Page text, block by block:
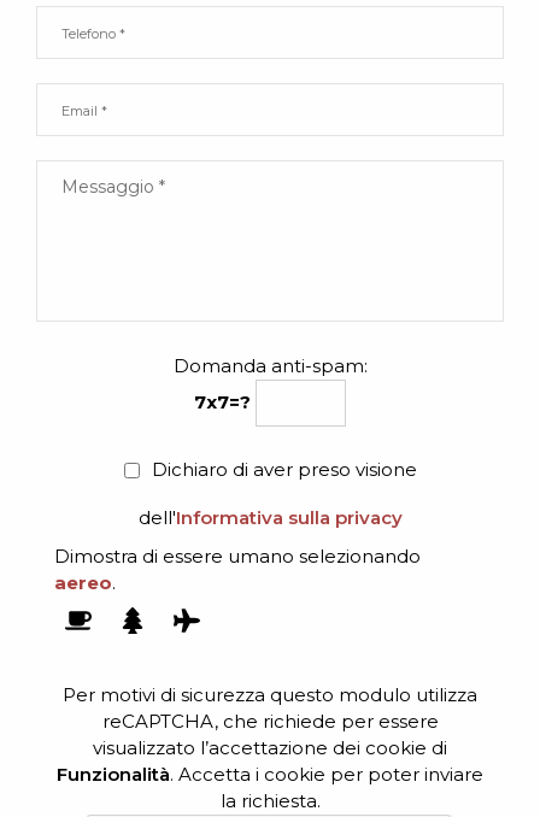
Domanda anti-spam:
7x7=?
Dichiaro di aver preso visione
dell'Informativa sulla privacy
Dimostra di essere umano selezionando
aereo.
Per motivi di sicurezza questo modulo utilizza
reCAPTCHA, che richiede per essere
visualizzato l’accettazione dei cookie di
Funzionalità. Accetta i cookie per poter inviare
la richiesta.